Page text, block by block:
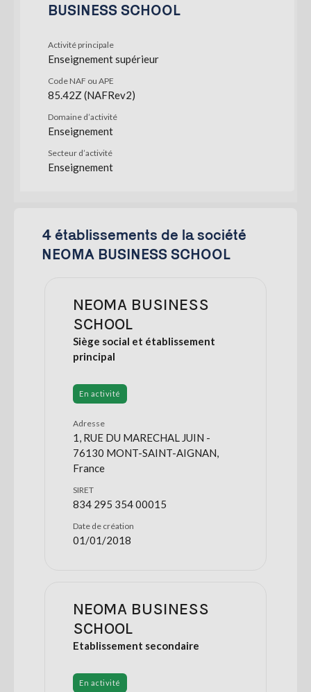
BUSINESS SCHOOL
Activité principale
Enseignement supérieur
Code NAF ou APE
85.42Z (NAFRev2)
Domaine d’activité
Enseignement
Secteur d’activité
Enseignement
4 établissements de la société
NEOMA BUSINESS SCHOOL
NEOMA BUSINESS
SCHOOL
Siège social et établissement
principal
En activité
Adresse
1, RUE DU MARECHAL JUIN -
76130 MONT-SAINT-AIGNAN,
France
SIRET
834 295 354 00015
Date de création
01/01/2018
NEOMA BUSINESS
SCHOOL
Etablissement secondaire
En activité